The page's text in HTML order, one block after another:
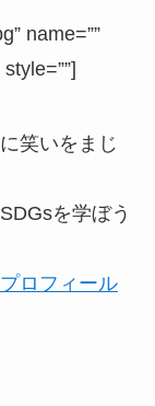
name=””
笑いをまじ
を学ぼう
ロフィール